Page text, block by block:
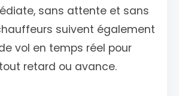
sans attente et sans
suivent également
vol en temps réel pour
retard ou avance.